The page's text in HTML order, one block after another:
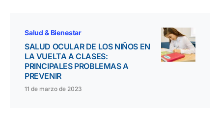
Salud & Bienestar
SALUD OCULAR DE LOS NIÑOS EN
LA VUELTA A CLASES:
PRINCIPALES PROBLEMAS A
PREVENIR
11 de marzo de 2023